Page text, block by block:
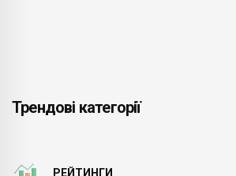
Трендові категорії
РЕЙТИНГИ